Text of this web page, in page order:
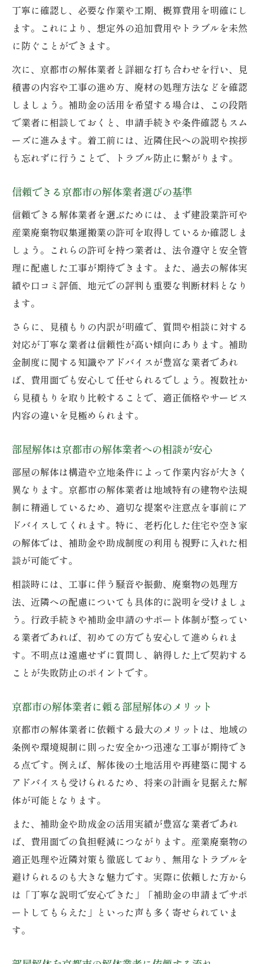
部屋解体費用を抑える京都市の業者選定法
解体費用削減に京都市の解体業者が活躍
老朽化対策に役立つ解体業者の選択基準
京都市の解体業者で老朽化対策を実現する
方法
老朽化した部屋は京都市の解体業者が安心
京都市の解体業者選びと老朽化対策の関係
老朽化問題は京都市の解体業者で早期解決
重要性
京都市の解体業者相談時の確認事項まとめ
見積もり時に京都市の解体業者へ聞くべき
こと
京都市の解体業者選びでトラブル回避のコ
京都市の解体業者相談で押さえるべき注意
点
部屋解体相談は京都市の解体業者の実績確
認を
費用や補助金もわかる安心解体の流れ
京都市の解体業者が教える費用と補助金の
部屋解体の費用と補助金を京都市の解体業
者で解説
京都市の解体業者で費用と補助金利用をし
っかり確認
補助金活用は京都市の解体業者への相談が
近道
京都市の解体業者で知る費用と補助金申請
の流れ
信頼できる京都市の解体業者と失敗回避法
信頼できる京都市の解体業者の特徴を見極
める
京都市の解体業者選びで失敗しない方法と
は
京都市の解体業者と進める部屋解体の安心
失敗しないための京都市の解体業者選定チ
ェック
京都市の解体業者で安心して部屋解体を進
めるコツ
丁寧に確認し、必要な作業や工期、概算費用を明確にし
ます。これにより、想定外の追加費用やトラブルを未然
に防ぐことができます。
次に、京都市の解体業者と詳細な打ち合わせを行い、見
積書の内容や工事の進め方、廃材の処理方法などを確認
しましょう。補助金の活用を希望する場合は、この段階
で業者に相談しておくと、申請手続きや条件確認もスム
ーズに進みます。着工前には、近隣住民への説明や挨拶
も忘れずに行うことで、トラブル防止に繋がります。
信頼できる京都市の解体業者選びの基準
信頼できる解体業者を選ぶためには、まず建設業許可や
産業廃棄物収集運搬業の許可を取得しているか確認しま
しょう。これらの許可を持つ業者は、法令遵守と安全管
理に配慮した工事が期待できます。また、過去の解体実
績や口コミ評価、地元での評判も重要な判断材料となり
ます。
さらに、見積もりの内訳が明確で、質問や相談に対する
対応が丁寧な業者は信頼性が高い傾向にあります。補助
金制度に関する知識やアドバイスが豊富な業者であれ
ば、費用面でも安心して任せられるでしょう。複数社か
ら見積もりを取り比較することで、適正価格やサービス
内容の違いを見極められます。
部屋解体は京都市の解体業者への相談が安心
部屋の解体は構造や立地条件によって作業内容が大きく
異なります。京都市の解体業者は地域特有の建物や法規
制に精通しているため、適切な提案や注意点を事前にア
ドバイスしてくれます。特に、老朽化した住宅や空き家
の解体では、補助金や助成制度の利用も視野に入れた相
談が可能です。
相談時には、工事に伴う騒音や振動、廃棄物の処理方
法、近隣への配慮についても具体的に説明を受けましょ
う。行政手続きや補助金申請のサポート体制が整ってい
る業者であれば、初めての方でも安心して進められま
す。不明点は遠慮せずに質問し、納得した上で契約する
ことが失敗防止のポイントです。
京都市の解体業者に頼る部屋解体のメリット
京都市の解体業者に依頼する最大のメリットは、地域の
条例や環境規制に則った安全かつ迅速な工事が期待でき
る点です。例えば、解体後の土地活用や再建築に関する
アドバイスも受けられるため、将来の計画を見据えた解
体が可能となります。
また、補助金や助成金の活用実績が豊富な業者であれ
ば、費用面での負担軽減につながります。産業廃棄物の
適正処理や近隣対策も徹底しており、無用なトラブルを
避けられるのも大きな魅力です。実際に依頼した方から
は「丁寧な説明で安心できた」「補助金の申請までサポ
ートしてもらえた」といった声も多く寄せられていま
す。